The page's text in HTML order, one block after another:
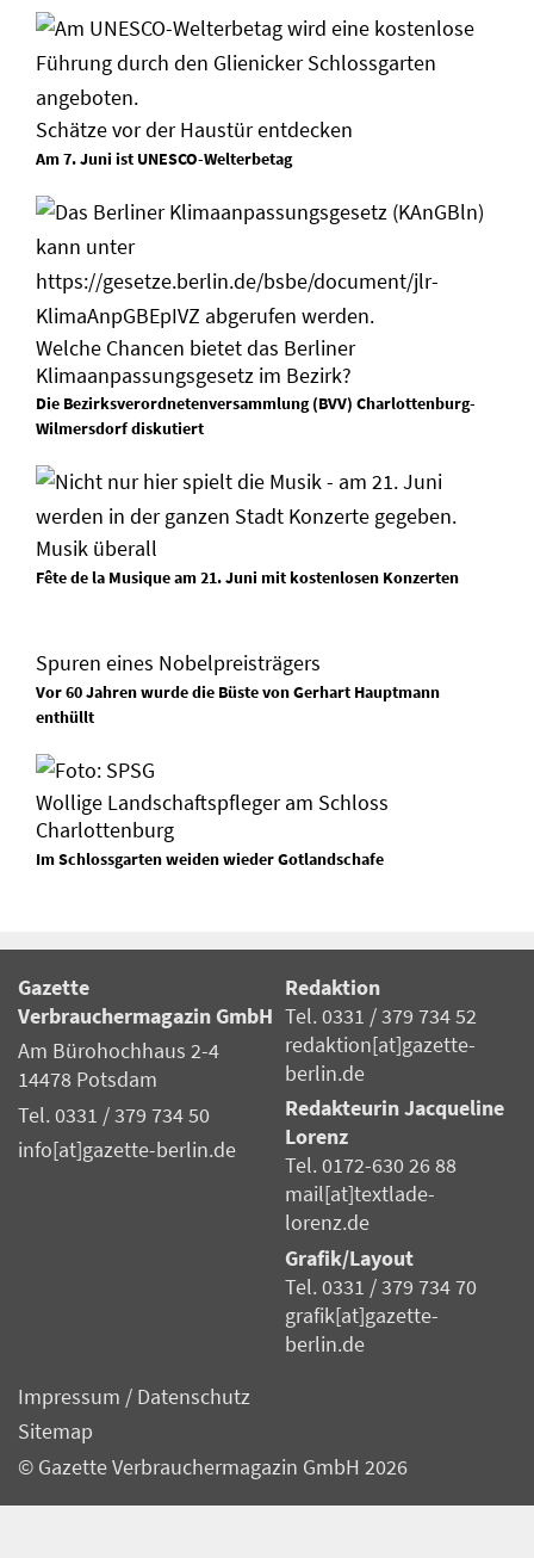
Schätze vor der Haustür entdecken
Am 7. Juni ist UNESCO-Welterbetag
Welche Chancen bietet das Berliner
Klimaanpassungsgesetz im Bezirk?
Die Bezirksverordnetenversammlung (BVV) Charlottenburg-
Wilmersdorf diskutiert
Musik überall
Fête de la Musique am 21. Juni mit kostenlosen Konzerten
Spuren eines Nobelpreisträgers
Vor 60 Jahren wurde die Büste von Gerhart Hauptmann
enthüllt
Wollige Landschaftspfleger am Schloss
Charlottenburg
Im Schlossgarten weiden wieder Gotlandschafe
Gazette
Verbrauchermagazin GmbH
Am Bürohochhaus 2-4
14478 Potsdam
Tel. 0331 / 379 734 50
info[at]gazette-berlin.de
Redaktion
Tel. 0331 / 379 734 52
redaktion[at]gazette-
berlin.de
Redakteurin Jacqueline
Lorenz
Tel. 0172-630 26 88
mail[at]textlade-
lorenz.de
Grafik/Layout
Tel. 0331 / 379 734 70
grafik[at]gazette-
berlin.de
Impressum / Datenschutz
Sitemap
© Gazette Verbrauchermagazin GmbH 2026